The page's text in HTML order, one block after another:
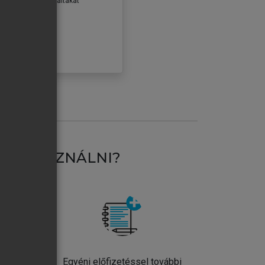
HASZNÁLNI?
Egyéni előfizetéssel további